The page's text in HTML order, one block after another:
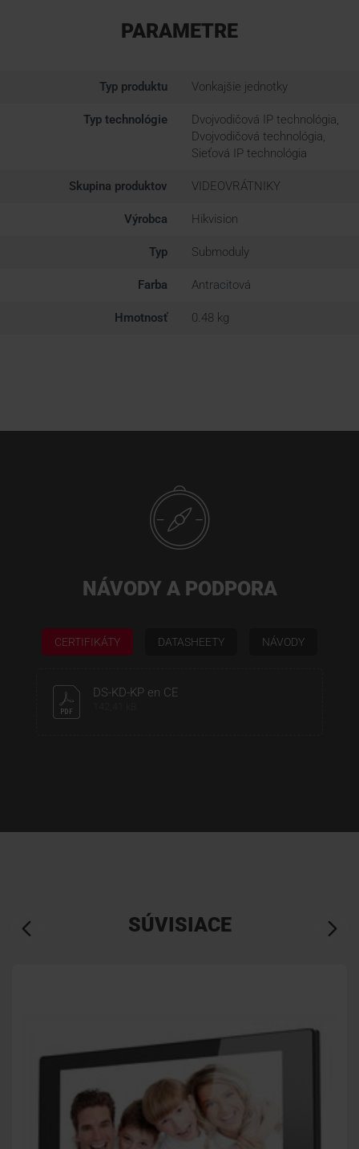
PARAMETRE
Typ produktu Vonkajšie jednotky
Typ technológie
Dvojvodičová IP technológia,
Dvojvodičová technológia,
Sieťová IP technológia
Skupina produktov VIDEOVRÁTNIKY
Výrobca Hikvision
Typ Submoduly
Farba Antracitová
Hmotnosť 0.48 kg
NÁVODY A PODPORA
CERTIFIKÁTY DATASHEETY NÁVODY
DS-KD-KP en CE
SÚVISIACE